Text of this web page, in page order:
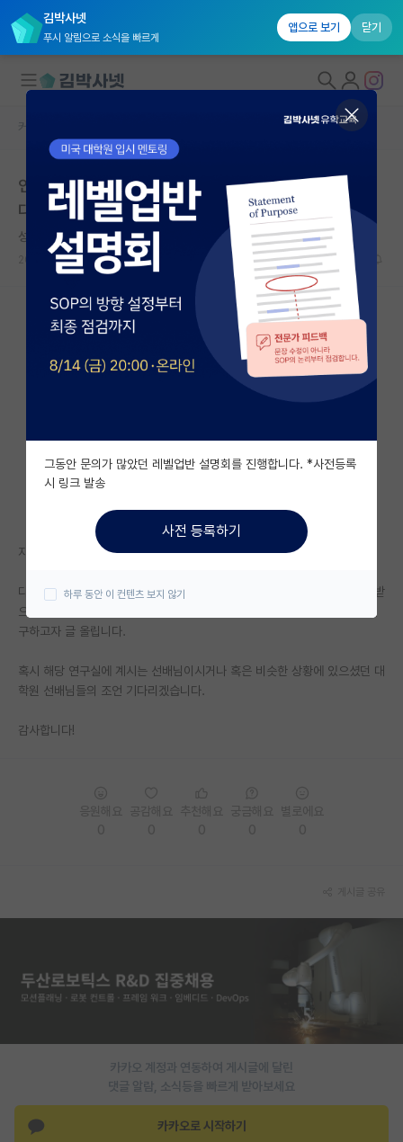
김박사넷
푸시 알림으로 소식을 빠르게
앱으로 보기 닫기
대학원생 모집
국내대학원 정보
연구실&오픈랩
커뮤니티
커뮤니티 홈
전체글보기
베스트 게시판
자유 게시판(아무개랩)
미국 유학 게시판
미국 대학원 합격 후기 게시판
대학원생 모집 게시판
연구실(PI) 홍보 게시판
임용 정보 게시판
학부 인턴 게시판
장학금/장학생 게시판
홍보 게시판
유학교육
커뮤니티 홈
인하대 스마트모빌리티 ㄱㅎㅇ 교수님 랩실 질문 있습니
다.
성급한 쇠렌 키르케고르
2025.03.01 0 957
자율주행 분야로 대학원을 준비중인데, 인하대에 관심이 생겼습니다
다만, 해당 교수님의 경우 연세가 좀 있는걸로 아셔서 혹시 아직도 학생을 받
으시는 중인지 아니면 해당 랩의 다른 교수님께 메일 드리는게 좋을지 조언
구하고자 글 올립니다.
혹시 해당 연구실에 계시는 선배님이시거나 혹은 비슷한 상황에 있으셨던 대
학원 선배님들의 조언 기다리겠습니다.
감사합니다!
카카오 계정과 연동하여 게시글에 달린
댓글 알람, 소식등을 빠르게 받아보세요
카카오로 시작하기
그동안 문의가 많았던 레벨업반 설명회를 진행합니다. *사전등록
시 링크 발송
사전 등록하기
하루 동안 이 컨텐츠 보지 않기